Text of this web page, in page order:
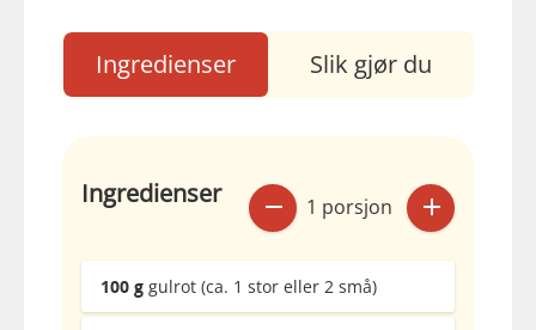
Ingredienser Slik gjør du
Ingredienser 1 porsjon
100 g gulrot (ca. 1 stor eller 2 små)